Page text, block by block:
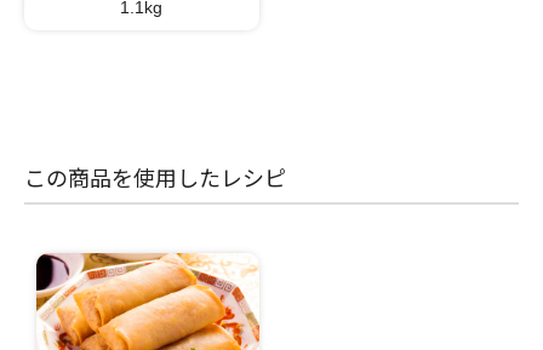
1.1kg
この商品を使用したレシピ